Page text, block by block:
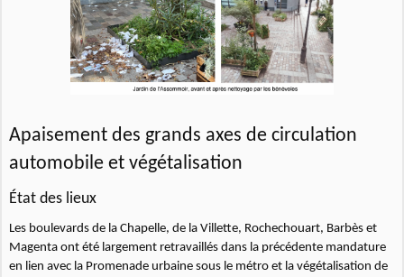
Apaisement des grands axes de circulation
automobile et végétalisation
État des lieux
Les boulevards de la Chapelle, de la Villette, Rochechouart, Barbès et
Magenta ont été largement retravaillés dans la précédente mandature
en lien avec la Promenade urbaine sous le métro et la végétalisation de